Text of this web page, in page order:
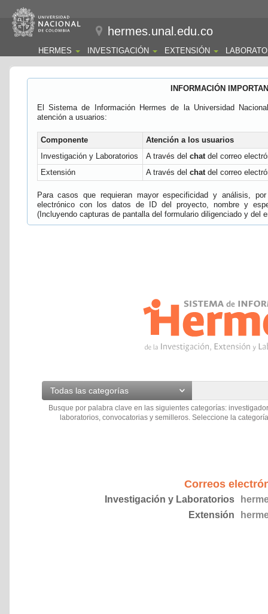
hermes.unal.edu.co
HERMES INVESTIGACIÓN EXTENSIÓN
INFORMACIÓN
El Sistema de Información Hermes de la Universidad
atención a usuarios:
Componente
Atención a los usuarios
Investigación y Laboratorios
A través del chatdel correo
Extensión
A través del chatdel correo
Para casos que requieran mayor especificidad y análisis,
electrónico con los datos de ID del proyecto, nombre y
(Incluyendo capturas de pantalla del formulario diligenciado y del
Todas las categorías
Busque por palabra clave en las siguientes categorías:
laboratorios, convocatorias y semilleros. Seleccione la
Correos
Investigación y Laboratorios
Extensión